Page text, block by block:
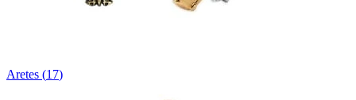
Aretes (17)